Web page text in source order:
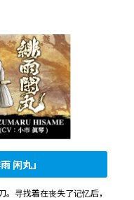
闲丸」
寻找着在丧失了记忆后，